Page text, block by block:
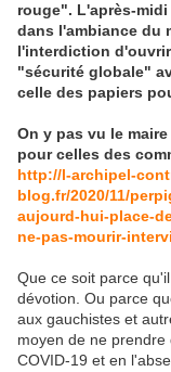
rouge". L'après-
dans l'ambiance du
l'interdiction
"sécurité globale"
celle des papiers
On y pas vu le
pour celles des
http://l-archipel-
blog.fr/2020/11/
aujourd-hui-place-
ne-pas-mourir-
Que ce soit parce
dévotion. Ou parce
aux gauchistes et
moyen de ne
COVID-19 et en